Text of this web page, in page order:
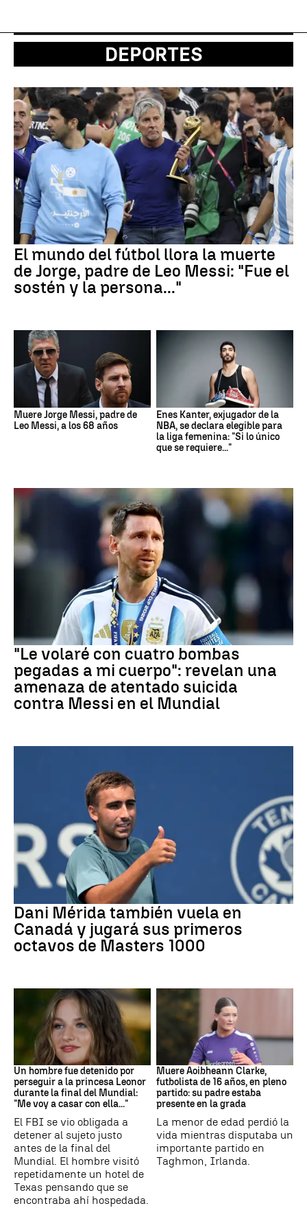
DEPORTES
El mundo del fútbol llora la muerte
de Jorge, padre de Leo Messi: "Fue el
sostén y la persona..."
Muere Jorge Messi, padre de
Leo Messi, a los 68 años
Enes Kanter, exjugador de la
NBA, se declara elegible para
la liga femenina: "Si lo único
que se requiere..."
Mundial 2026
"Le volaré con cuatro bombas
pegadas a mi cuerpo": revelan una
amenaza de atentado suicida
contra Messi en el Mundial
Dani Mérida también vuela en
Canadá y jugará sus primeros
octavos de Masters 1000
Mundial 2026
Un hombre fue detenido por
perseguir a la princesa Leonor
durante la final del Mundial:
"Me voy a casar con ella..."
El FBI se vio obligada a
detener al sujeto justo
antes de la final del
Mundial. El hombre visitó
repetidamente un hotel de
Texas pensando que se
encontraba ahí hospedada.
Muere Aoibheann Clarke,
futbolista de 16 años, en pleno
partido: su padre estaba
presente en la grada
La menor de edad perdió la
vida mientras disputaba un
importante partido en
Taghmon, Irlanda.